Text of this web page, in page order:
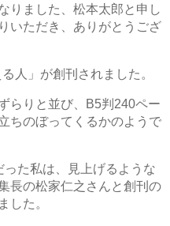
りました、松本太郎と申し
いただき、ありがとうござ
人」が創刊されました。
らりと並び、B5判240ペー
ちのぼってくるかのようで
た私は、見上げるような
長の松家仁之さんと創刊の
した。